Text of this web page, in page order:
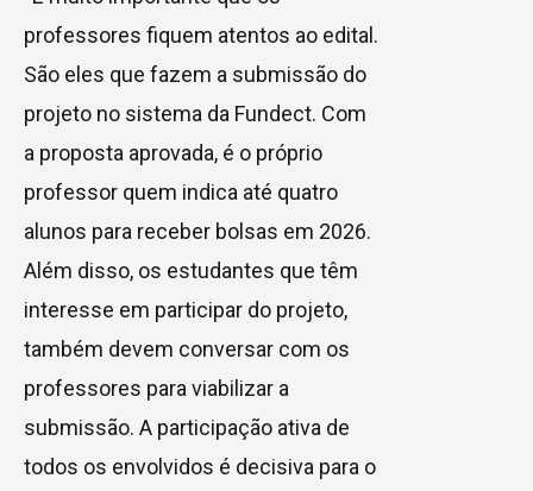
professores fiquem atentos ao edital.
São eles que fazem a submissão do
projeto no sistema da Fundect. Com
a proposta aprovada, é o próprio
professor quem indica até quatro
alunos para receber bolsas em 2026.
Além disso, os estudantes que têm
interesse em participar do projeto,
também devem conversar com os
professores para viabilizar a
submissão. A participação ativa de
todos os envolvidos é decisiva para o